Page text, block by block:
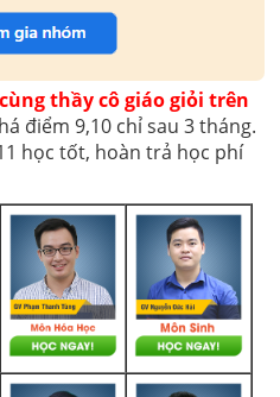
thầy cô giáo giỏi trên
điểm 9,10 chỉ sau 3 tháng.
học tốt, hoàn trả học phí